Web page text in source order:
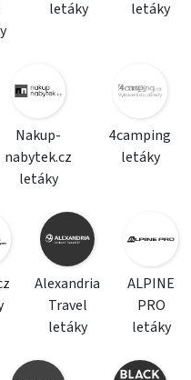
letáky letáky
Nakup-
nabytek.cz
letáky
4camping
letáky
Alexandria
Travel
letáky
ALPINE
PRO
letáky